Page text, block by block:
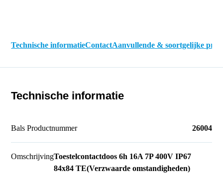
Technische informatieContactAanvullende & soortgelijke
Technische informatie
Bals Productnummer 26004
OmschrijvingToestelcontactdoos 6h 16A 7P 400V IP67
84x84 TE(Verzwaarde omstandigheden)